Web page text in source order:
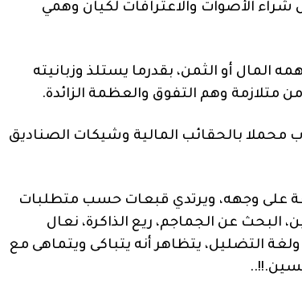
الأصوات والاعترافات لكيان وهمي
المال أو الثمن، بقدرما يستلذ وزبانيته
متلازمة وهم التفوق والعظمة الزائدة.
محملا بالحقائب المالية وشيكات الصناديق
على وجهه، ويرتدي قبعات حسب متطلبات
عن الجماجم، ريع الذاكرة، نعال
التضليل، يتظاهر أنه يتباكى ويتماهى مع